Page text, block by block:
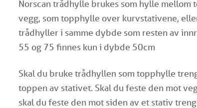
Norscan trådhylle brukes som hylle mellom
vegg, som topphylle over kurvstativene,
trådhyller i samme dybde som resten av
55 og 75 finnes kun i dybde 50cm
Skal du bruke trådhyllen som topphylle
toppen av stativet. Skal du feste den mot
skal du feste den mot siden av et stativ